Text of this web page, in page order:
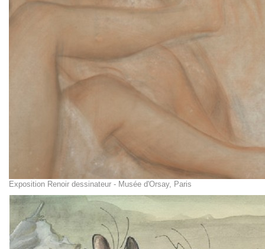
Exposition Renoir dessinateur - Musée d'Orsay, Paris